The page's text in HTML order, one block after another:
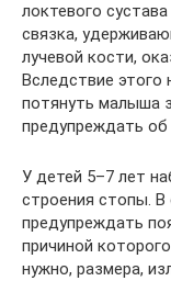
локтевого
связка,
лучевой кости,
Вследствие этого
потянуть малыша
предупреждать об
У детей 5–7 лет
строения стопы. В
предупреждать
причиной
нужно, размера,